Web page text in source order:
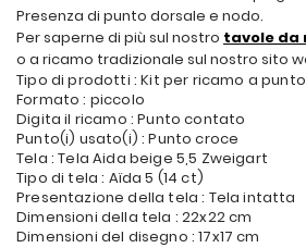
Presenza di punto dorsale e nodo.
Per saperne di più sul nostro tavole da
o a ricamo tradizionale sul nostro sito
Tipo di prodotti : Kit per ricamo a
Formato : piccolo
Digita il ricamo : Punto contato
Punto(i) usato(i) : Punto croce
Tela : Tela Aida beige 5,5 Zweigart
Tipo di tela : Aïda 5 (14 ct)
Presentazione della tela : Tela intatta
Dimensioni della tela : 22x22 cm
Dimensioni del disegno : 17x17 cm